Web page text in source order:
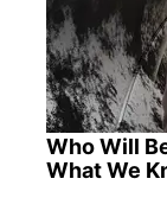
Who Will
What We